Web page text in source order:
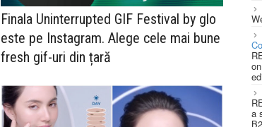
Finala Uninterrupted GIF Festival by glo
este pe Instagram. Alege cele mai bune
fresh gif-uri din țară
a